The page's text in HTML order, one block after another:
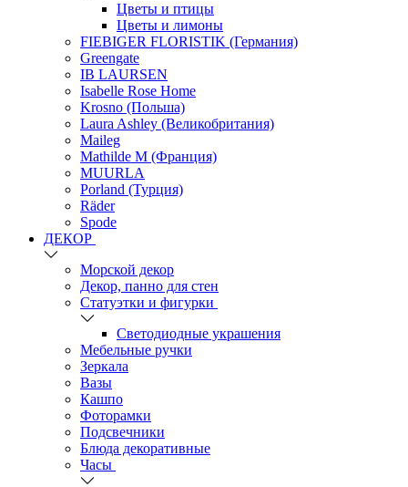
Цветы и птицы
Цветы и лимоны
FIEBIGER FLORISTIK (Германия)
Greengate
IB LAURSEN
Isabelle Rose Home
Krosno (Польша)
Laura Ashley (Великобритания)
Maileg
Mathilde M (Франция)
MUURLA
Porland (Турция)
Räder
Spode
ДЕКОР
Морской декор
Декор, панно для стен
Статуэтки и фигурки
Светодиодные украшения
Мебельные ручки
Зеркала
Вазы
Кашпо
Фоторамки
Подсвечники
Блюда декоративные
Часы